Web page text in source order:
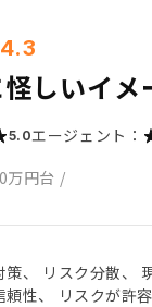
4.3
しいイ
5.0エージェント：
万円台 /
策、 リスク分散、
頼性、 リスクが許